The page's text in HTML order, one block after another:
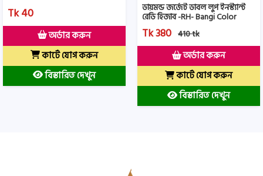
Tk 40
অর্ডার করুন
কার্টে যোগ করুন
বিস্তারিত দেখুন
ডায়মন্ড জর্জেট ডাবল লুপ ইনস্ট্যান্ট
রেডি হিজাব -RH- Bangi Color
Tk 380 410 tk
অর্ডার করুন
কার্টে যোগ করুন
বিস্তারিত দেখুন